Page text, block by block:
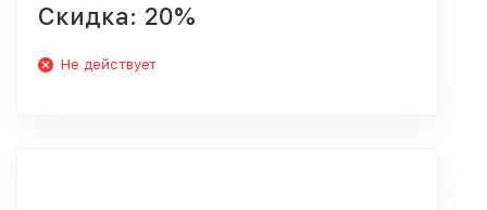
Скидка: 20%
Не действует